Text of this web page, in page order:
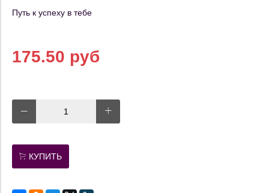
Путь к успеху в тебе
175.50 руб
КУПИТЬ